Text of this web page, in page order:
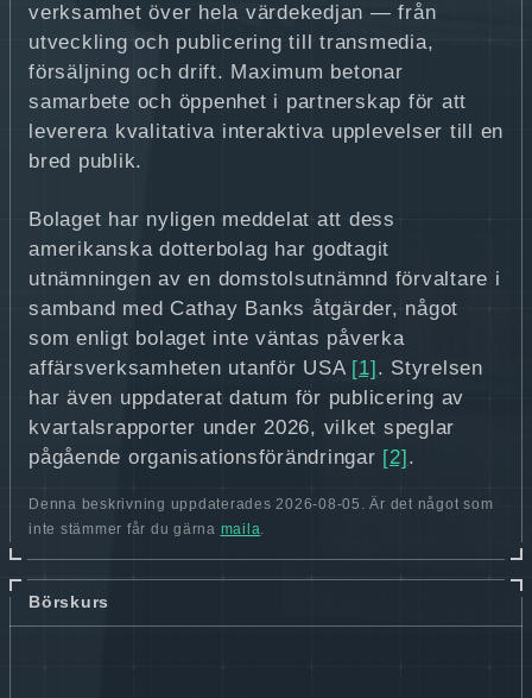
verksamhet över hela värdekedjan — från
utveckling och publicering till transmedia,
försäljning och drift. Maximum betonar
samarbete och öppenhet i partnerskap för att
leverera kvalitativa interaktiva upplevelser till en
bred publik.
Bolaget har nyligen meddelat att dess
amerikanska dotterbolag har godtagit
utnämningen av en domstolsutnämnd förvaltare i
samband med Cathay Banks åtgärder, något
som enligt bolaget inte väntas påverka
affärsverksamheten utanför USA [1] . Styrelsen
har även uppdaterat datum för publicering av
kvartalsrapporter under 2026, vilket speglar
pågående organisationsförändringar [2] .
Denna beskrivning uppdaterades 2026-08-05. Är det något som
inte stämmer får du gärna maila.
Börskurs